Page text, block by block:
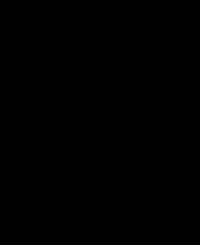
видел и не помнит.